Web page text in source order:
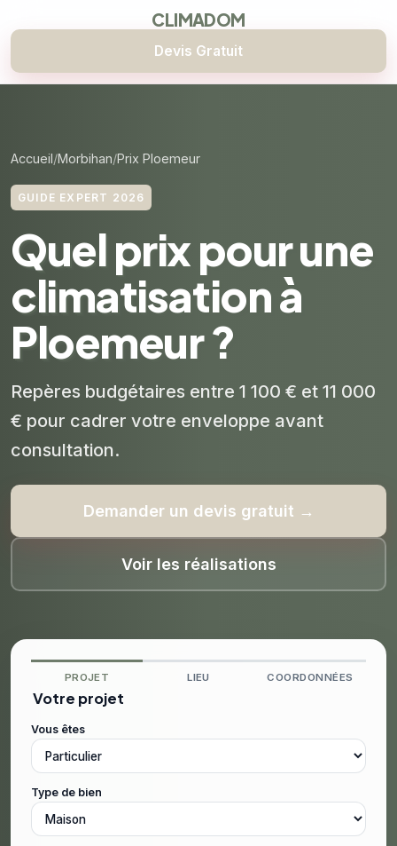
CLIMADOM
Devis Gratuit
Accueil Morbihan Prix Ploemeur
GUIDE EXPERT 2026
Quel prix pour une
climatisation à
Ploemeur ?
Repères budgétaires entre 1 100 € et 11 000
€ pour cadrer votre enveloppe avant
consultation.
Demander un devis gratuit →
Voir les réalisations
PROJET LIEU COORDONNÉES
Votre projet
Vous êtes
Type de bien